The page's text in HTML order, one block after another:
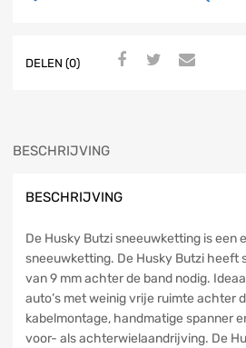
DELEN (0)
BESCHRIJVING
BESCHRIJVING
De Husky Butzi sneeuwketting is een
sneeuwketting. De Husky Butzi heeft
van 9 mm achter de band nodig.
auto’s met weinig vrije ruimte achter
kabelmontage, handmatige spanner
voor- als achterwielaandrijving. De